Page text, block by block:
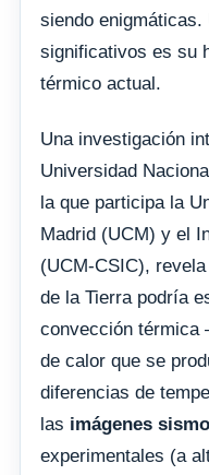
siendo
significativos es su
térmico actual.
Una investigación
Universidad
la que participa la
Madrid (UCM) y el
(UCM-CSIC),
de la Tierra podría
convección térmica
de calor que se
diferencias de
las imágenes
experimentales (a